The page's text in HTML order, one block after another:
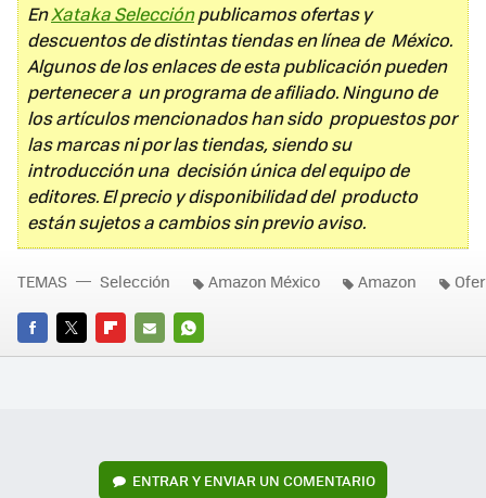
EnXataka Selecciónpublicamos ofertas y
descuentos de distintas tiendas en línea de México.
Algunos de los enlaces de esta publicación pueden
pertenecer a un programa de afiliado. Ninguno de
los artículos mencionados han sido propuestos por
las marcas ni por las tiendas, siendo su
introducción una decisión única del equipo de
editores. El precio y disponibilidad del producto
están sujetos a cambios sin previo aviso.
FACEBOOK
TWITTERFLIPBOARD
E-
WHATSAPP
TEMAS Selección Amazon México Amazon
ENTRAR Y ENVIAR UN COMENTARIO